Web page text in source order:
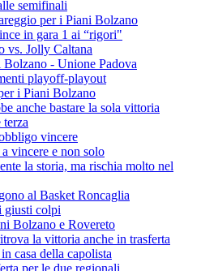
semifinali
per i Piani Bolzano
in gara 1 ai “rigori"
vs. Jolly Caltana
Bolzano - Unione Padova
playoff-playout
i Piani Bolzano
anche bastare la sola vittoria
vincere
vincere e non solo
la storia, ma rischia molto nel
al Basket Roncaglia
giusti colpi
Bolzano e Rovereto
la vittoria anche in trasferta
casa della capolista
per le due regionali